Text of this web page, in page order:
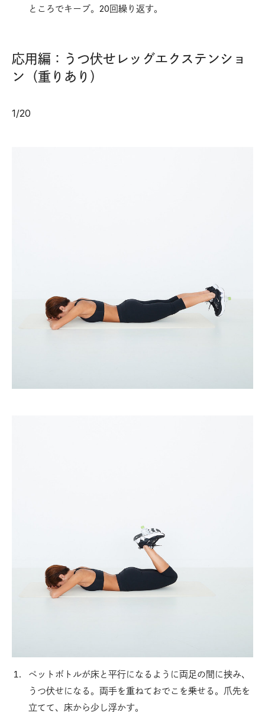
ところでキープ。20回繰り返す。
応用編：うつ伏せレッグエクステンショ
ン（重りあり）
1/20
ペットボトルが床と平行になるように両足の間に挟み、
うつ伏せになる。両手を重ねておでこを乗せる。爪先を
立てて、床から少し浮かす。